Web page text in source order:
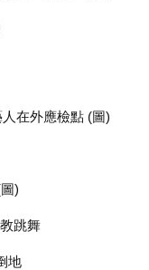
在外應檢點 (圖)
)
跳舞
地